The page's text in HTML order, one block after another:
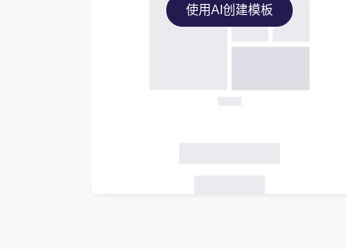
使用AI创建模板